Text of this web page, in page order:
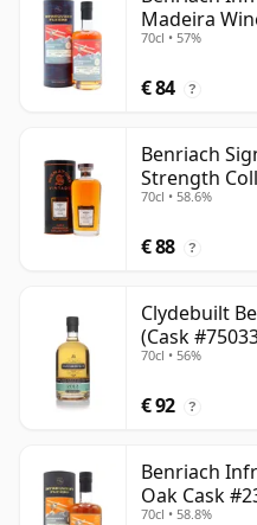
Madeira
oud
70cl • 57%
€ 84 ?
Benriach
Strength
oud
70cl • 58.6%
€ 88 ?
Clydebuilt
(Cask
70cl • 56%
€ 92 ?
Benriach
Oak Cask
70cl • 58.8%